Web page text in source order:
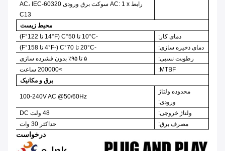
رابط AC: 1 x سوکت برق ورودی AC، IEC-60320
C13
محیط زیست
دمای کار:
-10°C تا 50°C (14°F تا 122°F)
دمای ذخیره سازی:
-20°C تا 70°C (-4°F تا 158°F)
رطوبت نسبی:
۵ تا ۹۵٪ بدون فشرده سازی
MTBF:
>200000 ساعت
برق و مکانیک
محدوده ولتاژ
ورودی:
100-240V AC @50/60Hz
ولتاژ خروجی:
48 ولت DC
مصرف برق:
حداکثر 30 وات
درخواست